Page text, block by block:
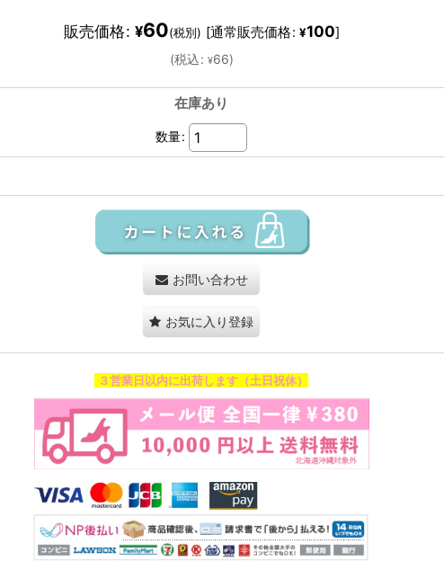
販売価格: ¥60(税別) [通常販売価格: ¥100]
(税込: ¥66)
在庫あり
数量:
お問い合わせ
お気に入り登録
３営業日以内に出荷します（土日祝休）